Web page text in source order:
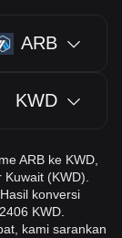
ARB
KWD
ARB ke KWD,
(KWD).
konversi
KWD.
kami sarankan